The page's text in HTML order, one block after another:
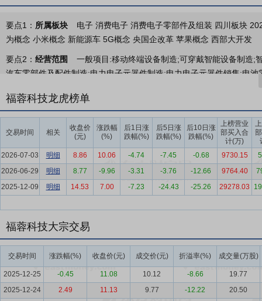
要点1： 所属板块
电子 消费电子 消费电子零部件及组装 四川板块
为概念 小米概念 新能源车 5G概念 央国企改革 苹果概念 西部大开发
要点2： 经营范围
一般项目:移动终端设备制造;可穿戴智能设备制造;
汽车零部件及配件制造;电力电子元器件制造;电力电子元器件销售;电
可开展经营活动,具体经营项目以相关部门批准文件或许可证件为准)
消费电子产品铝制结构件材料、新能源和汽车铝型材及其精深
能源和汽车铝型材及其精深加工件的研发、生产及销售业务。
要点4：消费电子行业
铝制结构件不但具有良好的散热效果、强度
消费电子产品的外观更加时尚美观、机身更薄、质感更好，深受消费
广泛应用，推动了产业链的快速发展。消费电子产品铝制结构件的需
期。2025年新能源汽车产销量分别完成1,662.6万辆和1,649万辆，同
车市场的“主力军”。中国“双碳”目标的推进以及新能源汽车产业的迅
长的主要动力。
要点6：技术优势
平板电脑、笔记本电脑和智能手机等消费电子产
和硬度以保护内部核心电子元器件，同时消费电子产品结构件还需要
福蓉科技龙虎榜单
交易时间 相关
收盘价
(元)
涨跌幅
(%)
后1日涨
跌幅(%)
后5日涨
跌幅(%)
后10日涨
跌幅(%)
上榜营业
部买入合
计(万)
2026-07-03
明细 8.86 10.06 -4.74 -7.45 -0.68 9730.15
2026-06-29
明细 8.77 -9.96 -3.31 -3.76 -12.66 9764.40
2025-12-09
明细 14.53 7.00 -7.23 -24.43 -25.26 29278.03
福蓉科技大宗交易
交易时间 涨跌幅(%) 收盘价(元) 成交价(元) 折溢率(%) 成交量(万股)
2025-12-25 -0.45 11.08 10.12 -8.66
19.77
2025-12-24
2.49 11.13 9.77 -12.22
20.50